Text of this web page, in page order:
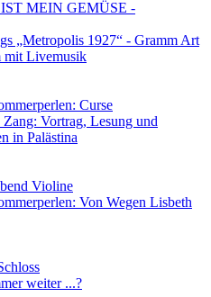
MEIN GEMÜSE -
„Metropolis 1927“ - Gramm Art
mit Livemusik
Curse
Zang: Vortrag, Lesung und
in Palästina
Violine
Von Wegen Lisbeth
weiter ...?